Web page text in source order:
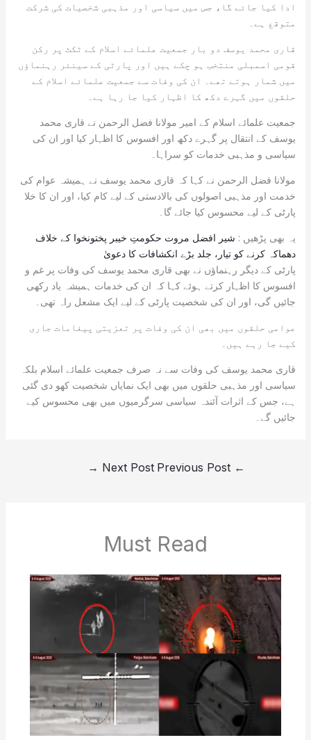
ادا کیا جائے گا، جس میں سیاسی اور مذہبی شخصیات کی شرکت
متوقع ہے۔
قاری محمد یوسف دو بار جمعیت علمائے اسلام کے ٹکٹ پر رکن
قومی اسمبلی منتخب ہو چکے ہیں اور پارٹی کے سینئر رہنماؤں
میں شمار ہوتے تھے۔ ان کی وفات سے جمعیت علمائے اسلام کے
حلقوں میں گہرے دکھ کا اظہار کیا جا رہا ہے۔
جمعیت علمائے اسلام کے امیر مولانا فضل الرحمن نے قاری محمد
یوسف کے انتقال پر گہرے دکھ اور افسوس کا اظہار کیا اور ان کی
سیاسی و مذہبی خدمات کو سراہا۔
مولانا فضل الرحمن نے کہا کہ قاری محمد یوسف نے ہمیشہ عوام کی
خدمت اور مذہبی اصولوں کی بالادستی کے لیے کام کیا، اور ان کا خلا
پارٹی کے لیے محسوس کیا جائے گا۔
یہ بھی پڑھیں : شیر افضل مروت حکومتِ خیبر پختونخوا کے خلاف
دھماکہ کرنے کو تیار، جلد بڑے انکشافات کا دعویٰ
پارٹی کے دیگر رہنماؤں نے بھی قاری محمد یوسف کی وفات پر غم و
افسوس کا اظہار کرتے ہوئے کہا کہ ان کی خدمات ہمیشہ یاد رکھی
جائیں گی، اور ان کی شخصیت پارٹی کے لیے ایک مشعل راہ تھی۔
عوامی حلقوں میں بھی ان کی وفات پر تعزیتی پیغامات جاری
کیے جا رہے ہیں۔
قاری محمد یوسف کی وفات سے نہ صرف جمعیت علمائے اسلام بلکہ
سیاسی اور مذہبی حلقوں میں بھی ایک نمایاں شخصیت کھو دی گئی
ہے، جس کے اثرات آئندہ سیاسی سرگرمیوں میں بھی محسوس کیے
جائیں گے۔
←
Next Post
→
Must Read